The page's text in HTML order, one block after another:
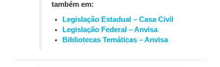
também em:
Legislação Estadual – Casa Civil
Legislação Federal – Anvisa
Bibliotecas Temáticas – Anvisa